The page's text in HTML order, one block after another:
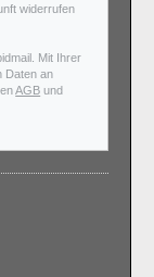
widerrufen
Mit Ihrer
Daten an
AGB und